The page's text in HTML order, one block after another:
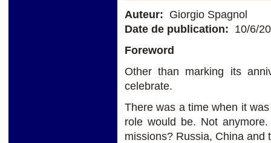
Auteur: Giorgio Spagnol
Date de publication: 10/6/
Foreword
Other than marking its
celebrate.
There was a time when it
role would be. Not
missions? Russia, China and